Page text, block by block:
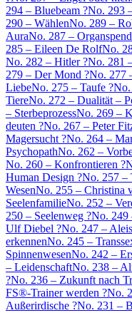
294 – Bluebeam ?No. 293
290 – WählenNo. 289 –
AuraNo. 287 –
285 – Eileen De RolfNo.
No. 282 – Hitler ?No. 281
279 – Der Mond ?No. 277
LiebeNo. 275 – Taufe ?No.
TiereNo. 272 – Dualität –
– SterbeprozessNo. 269 –
deuten ?No. 267 – Peter
Magersucht ?No. 264 –
PsychopathNo. 262 –
No. 260 – Konfrontieren ?
Human Design ?No. 257 –
WesenNo. 255 – Christina
SeelenfamilieNo. 252 –
250 – Seelenweg ?No. 249
Ulf Diebel ?No. 247 –
erkennenNo. 245 –
SpinnenwesenNo. 242 –
– LeidenschaftNo. 238 –
?No. 236 – Zukunft nach
FS®-Trainer werden ?No.
Außerirdische ?No. 231 –